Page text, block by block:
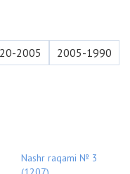
2005 2005-1990
Nashr raqami № 3